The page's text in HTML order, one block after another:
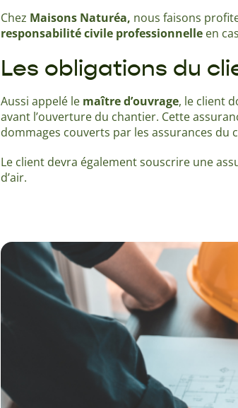
Chez Maisons Naturéa, nous faisons
responsabilité civile professionnelle en
Les obligations du
Aussi appelé le maître d’ouvrage, le client
avant l’ouverture du chantier. Cette
dommages couverts par les assurances du
Le client devra également souscrire une
d’air.